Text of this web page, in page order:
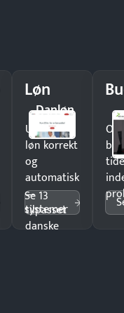
Løn
Danløn
Udbetal
løn korrekt
og
automatisk
—
tilpasset
danske
Se 13
systemer